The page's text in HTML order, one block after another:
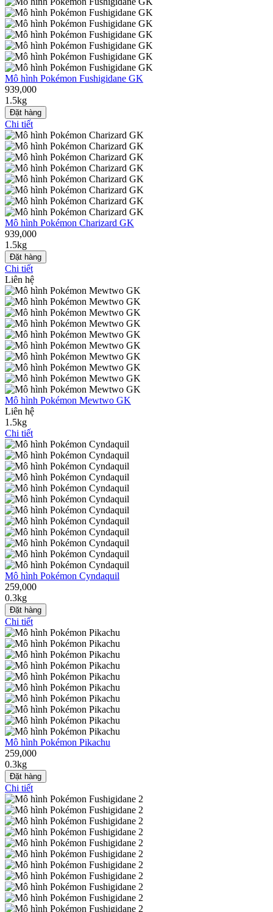
Mô hình Pokémon Fushigidane GK
939,000
1.5kg
Đặt hàng
Chi tiết
Mô hình Pokémon Charizard GK
939,000
1.5kg
Đặt hàng
Chi tiết
Liên hệ
Mô hình Pokémon Mewtwo GK
Liên hệ
1.5kg
Chi tiết
Mô hình Pokémon Cyndaquil
259,000
0.3kg
Đặt hàng
Chi tiết
Mô hình Pokémon Pikachu
259,000
0.3kg
Đặt hàng
Chi tiết